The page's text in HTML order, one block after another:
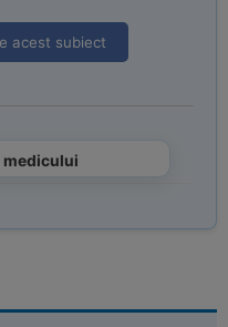
acest subiect
medicului